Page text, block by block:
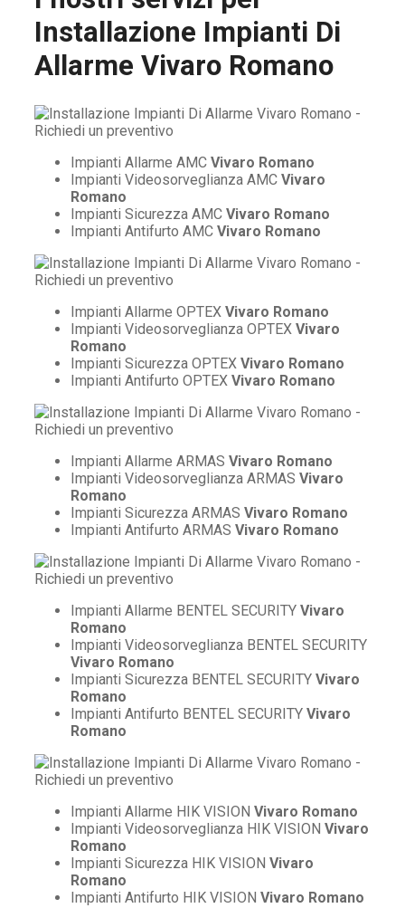
Installazione Impianti Di
Allarme Vivaro Romano
Impianti Allarme AMC Vivaro Romano
Impianti Videosorveglianza AMC Vivaro
Romano
Impianti Sicurezza AMC Vivaro Romano
Impianti Antifurto AMC Vivaro Romano
Impianti Allarme OPTEX Vivaro Romano
Impianti Videosorveglianza OPTEX Vivaro
Romano
Impianti Sicurezza OPTEX Vivaro Romano
Impianti Antifurto OPTEX Vivaro Romano
Impianti Allarme ARMAS Vivaro Romano
Impianti Videosorveglianza ARMAS Vivaro
Romano
Impianti Sicurezza ARMAS Vivaro Romano
Impianti Antifurto ARMAS Vivaro Romano
Impianti Allarme BENTEL SECURITY Vivaro
Romano
Impianti Videosorveglianza BENTEL SECURITY
Vivaro Romano
Impianti Sicurezza BENTEL SECURITY Vivaro
Romano
Impianti Antifurto BENTEL SECURITY Vivaro
Romano
Impianti Allarme HIK VISION Vivaro Romano
Impianti Videosorveglianza HIK VISION Vivaro
Romano
Impianti Sicurezza HIK VISION Vivaro
Romano
Impianti Antifurto HIK VISION Vivaro Romano